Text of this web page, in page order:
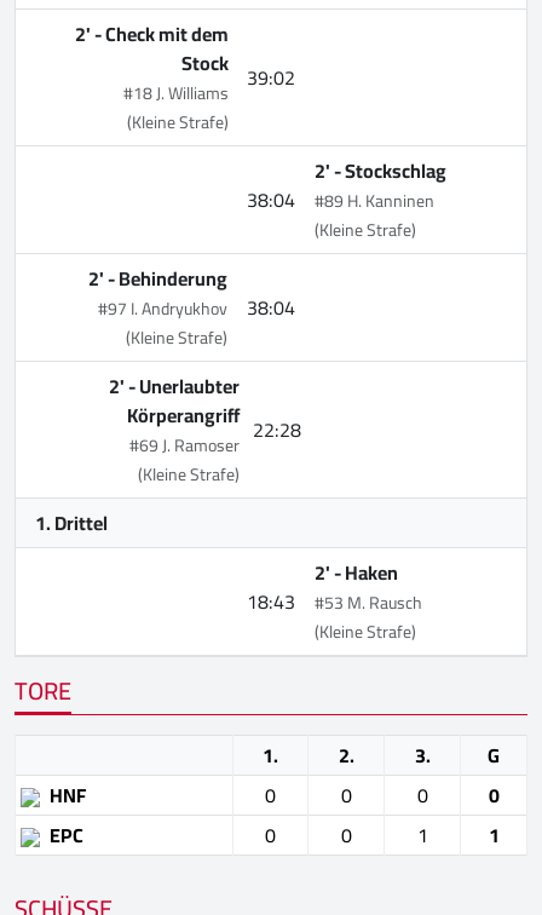
39:02
2' -Check mit dem
Stock
#18 J. Williams
(Kleine Strafe)
38:04
2' -Stockschlag
#89 H. Kanninen
(Kleine Strafe)
38:04
2' -Behinderung
#97 I. Andryukhov
(Kleine Strafe)
22:28
2' -Unerlaubter
Körperangriff
#69 J. Ramoser
(Kleine Strafe)
1. Drittel
18:43
2' -Haken
#53 M. Rausch
(Kleine Strafe)
TORE
1. 2. 3.
G
HNF
0 0 0
0
EPC
0 0 1 1